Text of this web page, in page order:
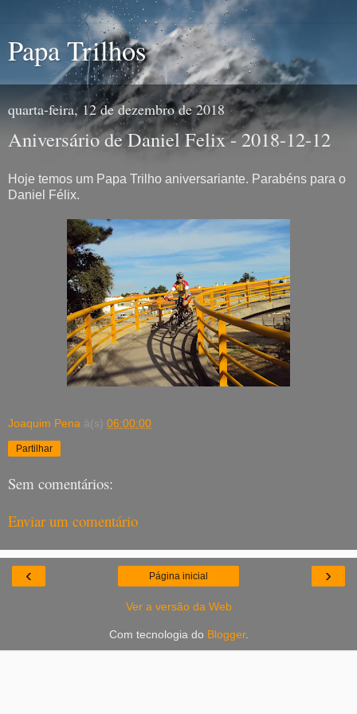
Papa Trilhos
quarta-feira, 12 de dezembro de 2018
Aniversário de Daniel Felix - 2018-12-12
Hoje temos um Papa Trilho aniversariante. Parabéns para o
Daniel Félix.
Joaquim Pena à(s) 06:00:00
Partilhar
Sem comentários:
Enviar um comentário
‹ ›
Página inicial
Ver a versão da Web
Com tecnologia do Blogger.